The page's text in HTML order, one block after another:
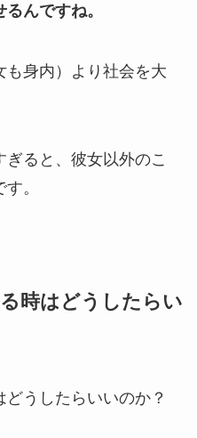
んですね。
も身内）より社会を大
ると、彼女以外のこ
。
時はどうしたらい
うしたらいいのか？